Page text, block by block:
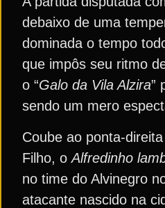
debaixo de uma
dominada o tempo
que impôs seu ritmo
o “Galo da Vila Alzira”
sendo um mero
Coube ao ponta-
Filho, oAlfredinho
no time do Alvinegro
atacante nascido na